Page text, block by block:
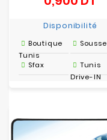
Disponibilité
Boutique
Tunis
Sousse
Sfax
Tunis
Drive-IN